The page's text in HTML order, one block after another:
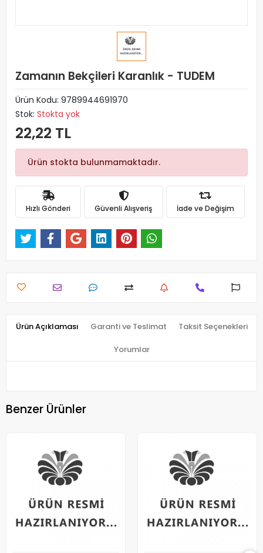
Zamanın Bekçileri Karanlık - TUDEM
Ürün Kodu: 9789944691970
Stok: Stokta yok
22,22 TL
Ürün stokta bulunmamaktadır.
Hızlı Gönderi Güvenli Alışveriş İade ve Değişim
Ürün Açıklaması Garanti ve Teslimat Taksit Seçenekleri
Yorumlar
Benzer Ürünler